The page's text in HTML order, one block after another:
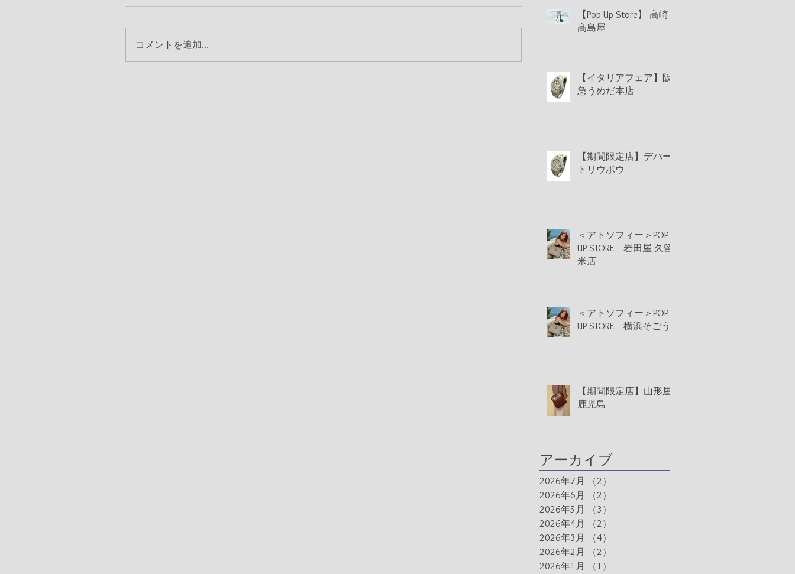
コメントを追加…
【Pop Up Store】 高崎
髙島屋
【イタリアフェア】阪
急うめだ本店
【期間限定店】デパー
トリウボウ
＜アトソフィー＞POP
UP STORE 岩田屋 久留
米店
＜アトソフィー＞POP
UP STORE 横浜そごう
【期間限定店】山形屋
鹿児島
アーカイブ
2026年7月 （2）
2026年6月
（2）
2026年5月
（3）
2026年4月
（2）
2026年3月
（4）
2026年2月
（2）
2026年1月
（1）